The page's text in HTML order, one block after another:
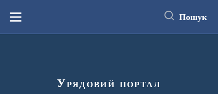
вмістуМеню Пошук
Урядовий портал